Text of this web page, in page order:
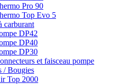
Pro 90
Top Evo 5
carburant
DP42
DP40
DP30
et faisceau pompe
/ Bougies
Top 2000